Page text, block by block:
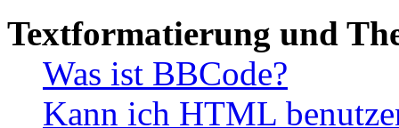
Textformatierung und
Was ist BBCode?
Kann ich HTML